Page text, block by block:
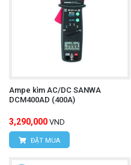
Địa chỉ:D7/6B
Kiên, Huyện Bình
Hotline:0934.616.395
Email:
Website:
Tham khảo thêm:
3244-60
Ampe kìm AC/DC SANWA
DCM400AD (400A)
3,290,000 VND
ĐẶT MUA